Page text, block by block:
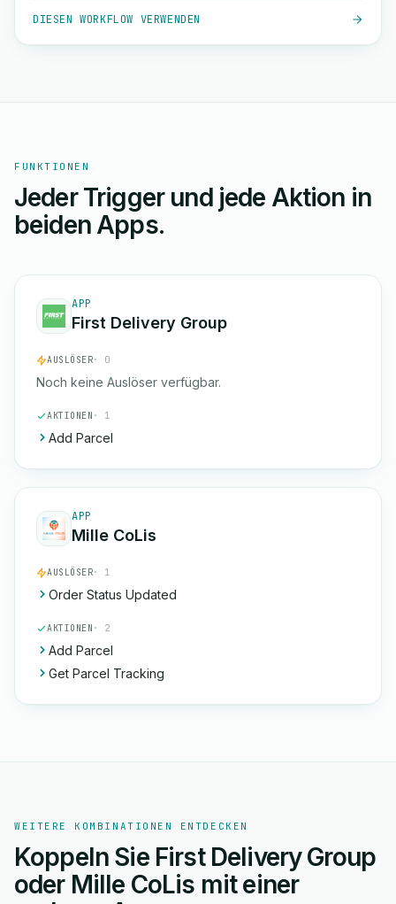
DIESEN WORKFLOW VERWENDEN
FUNKTIONEN
Jeder Trigger und jede Aktion in
beiden Apps.
APP
First Delivery Group
AUSLÖSER· 0
Noch keine Auslöser verfügbar.
AKTIONEN · 1
Add Parcel
APP
Mille CoLis
AUSLÖSER· 1
Order Status Updated
AKTIONEN · 2
Add Parcel
Get Parcel Tracking
WEITERE KOMBINATIONEN ENTDECKEN
Koppeln Sie First Delivery Group
oder Mille CoLis mit einer